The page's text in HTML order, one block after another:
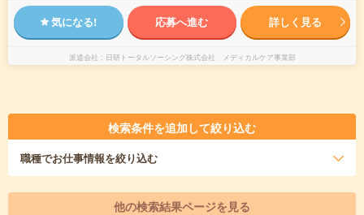
気になる! 応募へ進む 詳しく見る
派遣会社 日研トータルソーシング株式会社 メディカルケア事業部
検索条件を追加して絞り込む
職種でお仕事情報を絞り込む
他の検索結果ページを見る